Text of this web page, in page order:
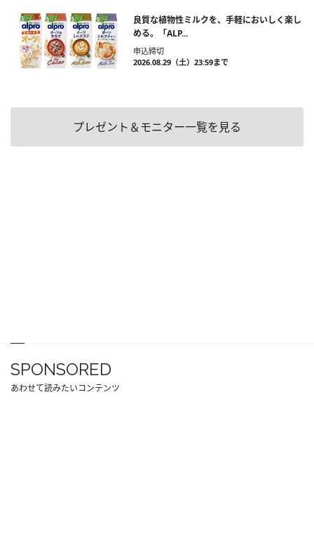
良質な植物性ミルクを、手軽においしく楽し
める。「ALP...
申込締切
2026.08.29（土）23:59まで
プレゼント＆モニター一覧を見る
SPONSORED
あわせて読みたいコンテンツ